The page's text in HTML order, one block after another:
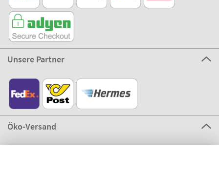
Unsere Partner
Öko-Versand